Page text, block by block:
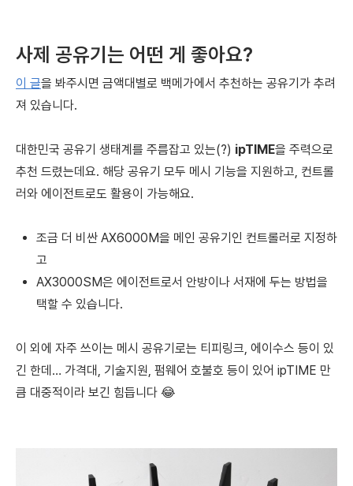
사제 공유기는 어떤 게 좋아요?
이 글을 봐주시면 금액대별로 백메가에서 추천하는 공유기가 추려
져 있습니다.
대한민국 공유기 생태계를 주름잡고 있는(?) ipTIME을 주력으로
추천 드렸는데요. 해당 공유기 모두 메시 기능을 지원하고, 컨트롤
러와 에이전트로도 활용이 가능해요.
조금 더 비싼 AX6000M을 메인 공유기인 컨트롤러로 지정하
고
AX3000SM은 에이전트로서 안방이나 서재에 두는 방법을
택할 수 있습니다.
이 외에 자주 쓰이는 메시 공유기로는 티피링크, 에이수스 등이 있
긴 한데… 가격대, 기술지원, 펌웨어 호불호 등이 있어 ipTIME 만
큼 대중적이라 보긴 힘듭니다 😂